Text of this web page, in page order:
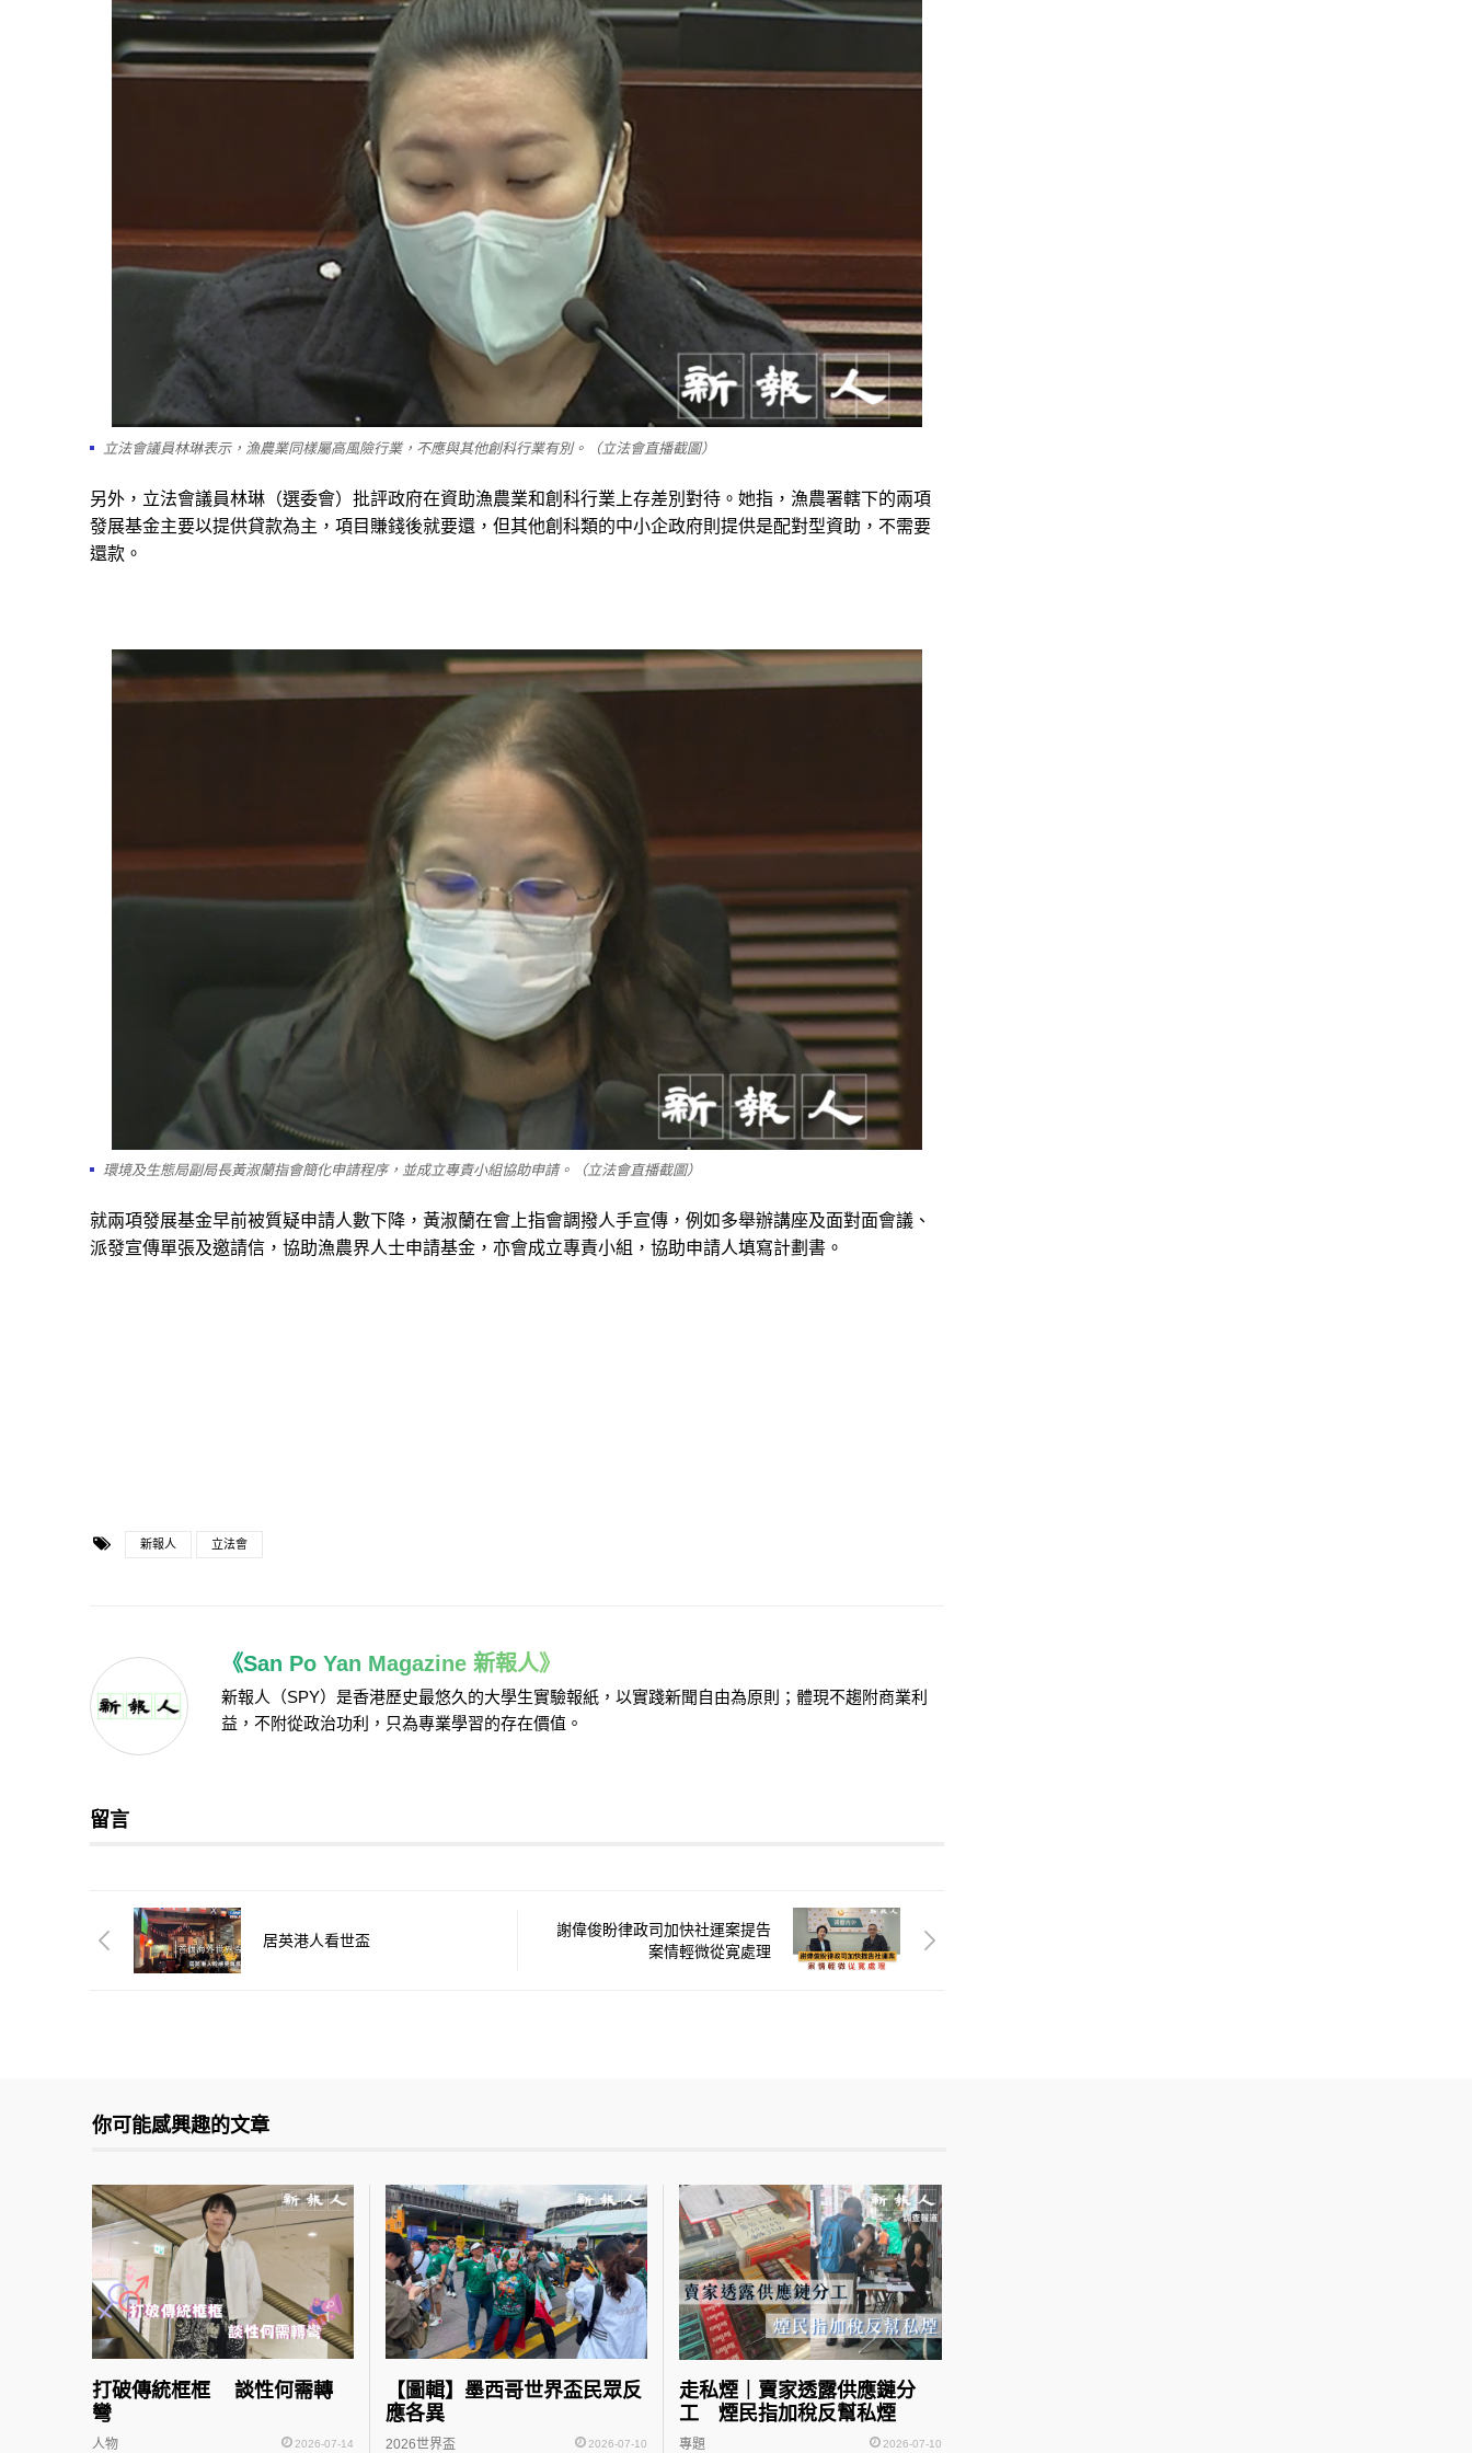
立法會議員林琳表示，漁農業同樣屬高風險行業，不應與其他創科行業有別。（立法會直播截圖）
另外，立法會議員林琳（選委會）批評政府在資助漁農業和創科行業上存差別對待。她指，漁農署轄下的兩項
發展基金主要以提供貸款為主，項目賺錢後就要還，但其他創科類的中小企政府則提供是配對型資助，不需要
還款。
環境及生態局副局長黃淑蘭指會簡化申請程序，並成立專責小組協助申請。（立法會直播截圖）
就兩項發展基金早前被質疑申請人數下降，黃淑蘭在會上指會調撥人手宣傳，例如多舉辦講座及面對面會議、
派發宣傳單張及邀請信，協助漁農界人士申請基金，亦會成立專責小組，協助申請人填寫計劃書。
新報人 立法會
《San Po Yan Magazine 新報人》
新報人（SPY）是香港歷史最悠久的大學生實驗報紙，以實踐新聞自由為原則；體現不趨附商業利
益，不附從政治功利，只為專業學習的存在價值。
留言
居英港人看世盃
謝偉俊盼律政司加快社運案提告
案情輕微從寛處理
你可能感興趣的文章
打破傳統框框 談性何需轉
彎
人物 2026-07-14
【圖輯】墨西哥世界盃民眾反
應各異
2026世界盃 2026-07-10
走私煙｜賣家透露供應鏈分
工 煙民指加稅反幫私煙
專題 2026-07-10